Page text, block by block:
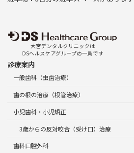
大宮デンタルクリニックは
DSヘルスケアグループの一員です
診療案内
一般歯科（虫歯治療）
歯の根の治療（根管治療）
小児歯科・小児矯正
3歳からの反対咬合（受け口）治療
歯科口腔外科